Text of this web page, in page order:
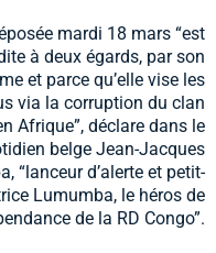
mardi 18 mars “est
à deux égards, par son
et parce qu’elle vise les
via la corruption du clan
Afrique”, déclare dans le
belge Jean-Jacques
“lanceur d’alerte et petit-
Lumumba, le héros de
de la RD Congo”.